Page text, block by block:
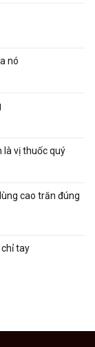
nó
là vị thuốc quý
cao trăn đúng
tay